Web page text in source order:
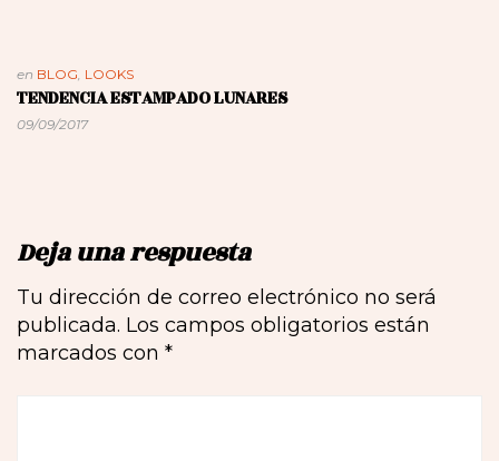
en BLOG, LOOKS
TENDENCIA ESTAMPADO LUNARES
09/09/2017
Deja una respuesta
Tu dirección de correo electrónico no será
publicada. Los campos obligatorios están
marcados con *